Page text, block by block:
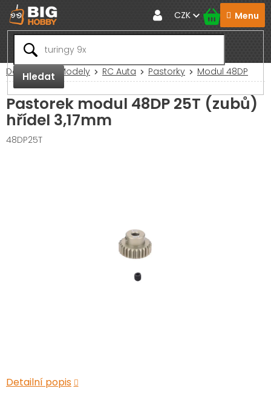
Přejít
na
obsah
Hledat
CZK
Domů RC Modely RC Auta Pastorky Modul 48DP
Pastorek modul 48DP 25T (zubů)
hřídel 3,17mm
48DP25T
Detailní popis